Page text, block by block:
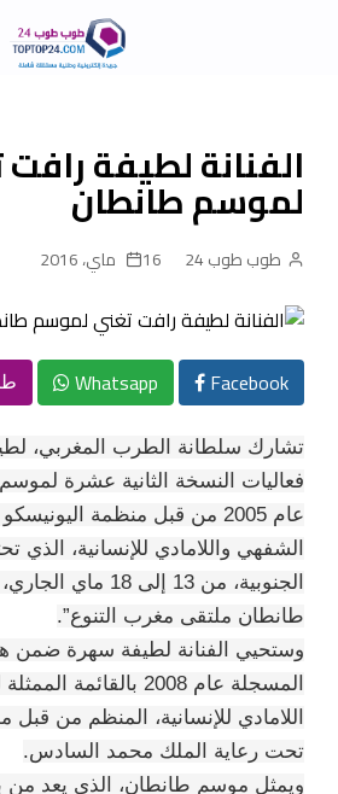
contentالفنانة لطيفة
لموسم طانطان
طوب طوب 24 16 ماي، 2016
Facebook
Whatsapp
تشارك سلطانة الطرب المغربي،
فعاليات النسخة الثانية عشرة
عام 2005 من قبل منظمة
الشفهي واللامادي للإنسانية، الذي
الجنوبية، من 13
طانطان ملتقى مغرب التنوع”.
وستحيي الفنانة لطيفة سهرة ضمن
المسجلة عام 2008
اللامادي للإنسانية، المنظم من
تحت رعاية الملك محمد السادس.
ويمثل موسم طانطان، الذي يعد من